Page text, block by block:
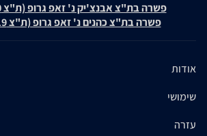
פשרה בת"צ אבנצ'יק נ' זאפ גרופ (ת"צ 23008-08-20)
פשרה בת"צ כהנים נ' זאפ גרופ (ת"צ 60371-12-19)
אודות
שימושי
עזרה